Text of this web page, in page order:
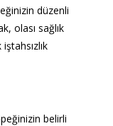
düzenli
olası sağlık
belirli